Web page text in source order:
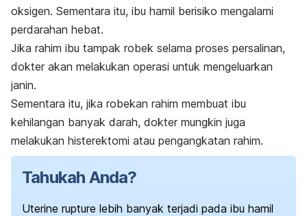
oksigen. Sementara itu, ibu hamil berisiko mengalami
perdarahan hebat.
Jika rahim ibu tampak robek selama proses persalinan,
dokter akan melakukan operasi untuk mengeluarkan
janin.
Sementara itu, jika robekan rahim membuat ibu
kehilangan banyak darah, dokter mungkin juga
melakukan histerektomi atau pengangkatan rahim.
Tahukah Anda?
Uterine rupture lebih banyak terjadi pada ibu hamil